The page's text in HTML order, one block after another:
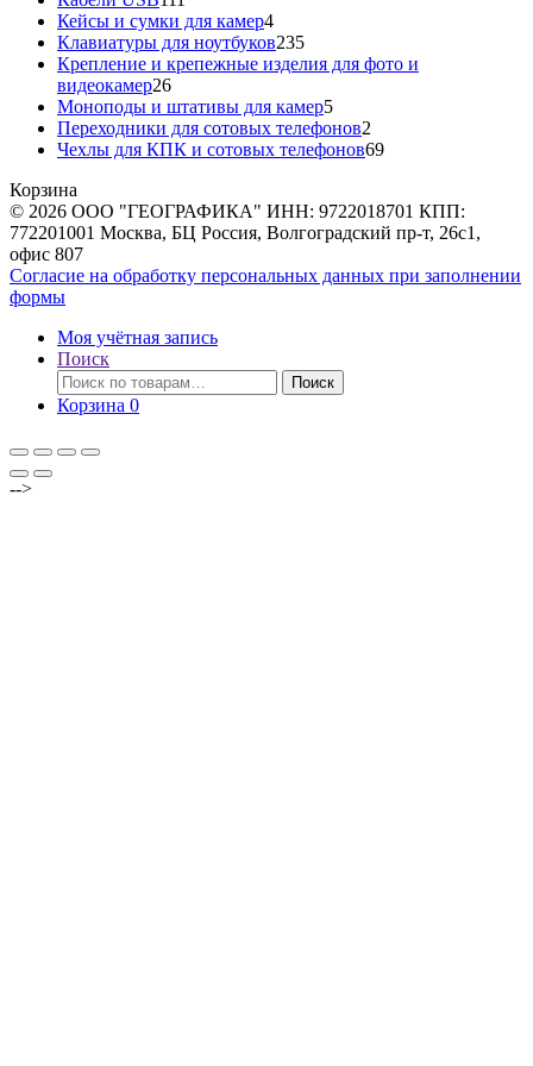
товаров
Кейсы и сумки для камер44
товара
Клавиатуры для ноутбуков235235
товаров
Крепление и крепежные изделия для фото и
видеокамер2626
товаров
Моноподы и штативы для камер55
товаров
Переходники для сотовых телефонов2
товара
Чехлы для КПК и сотовых телефонов6969
Корзина
© 2026 ООО "ГЕОГРАФИКА" ИНН: 9722018701 КПП:
772201001 Москва, БЦ Россия, Волгоградский пр-т, 26с1,
офис 807
Согласие на обработку персональных данных при заполнении
формы
Моя учётная запись
Поиск
Искать:
Поиск
Корзина 0
-->